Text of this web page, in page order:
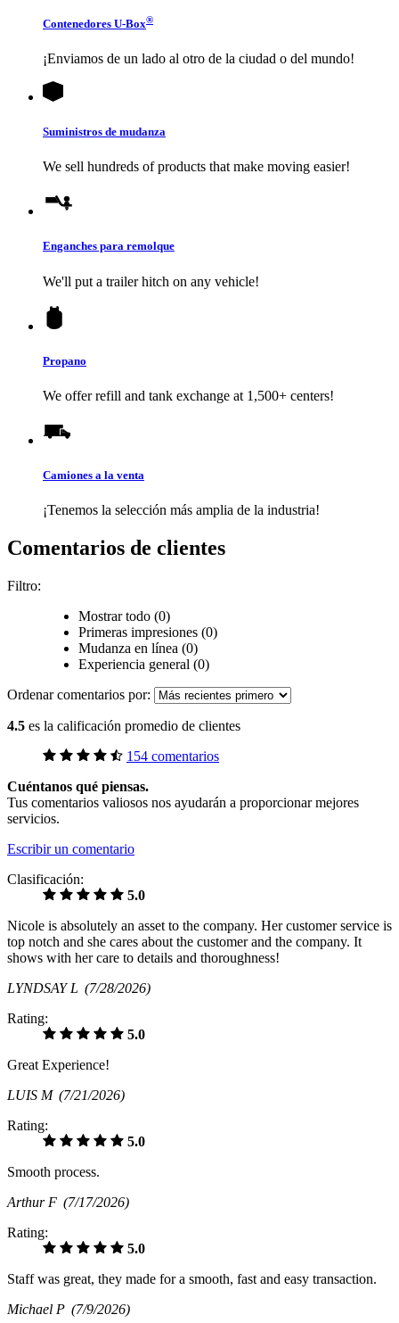
Contenedores U-Box®
¡Enviamos de un lado al otro de la ciudad o del mundo!
Suministros de mudanza
We sell hundreds of products that make moving easier!
Enganches para remolque
We'll put a trailer hitch on any vehicle!
Propano
We offer refill and tank exchange at 1,500+ centers!
Camiones a la venta
¡Tenemos la selección más amplia de la industria!
Comentarios de clientes
Filtro:
Mostrar todo (0)
Primeras impresiones (0)
Mudanza en línea (0)
Experiencia general (0)
Ordenar comentarios por:
4.5 es la calificación promedio de clientes
154 comentarios
Cuéntanos qué piensas.
Tus comentarios valiosos nos ayudarán a proporcionar mejores
servicios.
Escribir un comentario
Clasificación:
5.0
Nicole is absolutely an asset to the company. Her customer service is
top notch and she cares about the customer and the company. It
shows with her care to details and thoroughness!
LYNDSAY L (7/28/2026)
Rating:
5.0
Great Experience!
LUIS M (7/21/2026)
Rating:
5.0
Smooth process.
Arthur F (7/17/2026)
Rating:
5.0
Staff was great, they made for a smooth, fast and easy transaction.
Michael P (7/9/2026)